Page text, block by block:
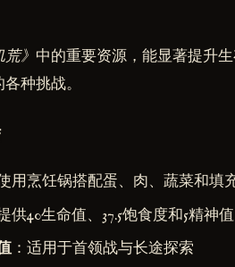
荒》 中的重要资源，能显著提升
种挑战。
用烹饪锅搭配蛋、肉、蔬菜和填
供40生命值、37.5饱食度和5精神值
：适用于首领战与长途探索